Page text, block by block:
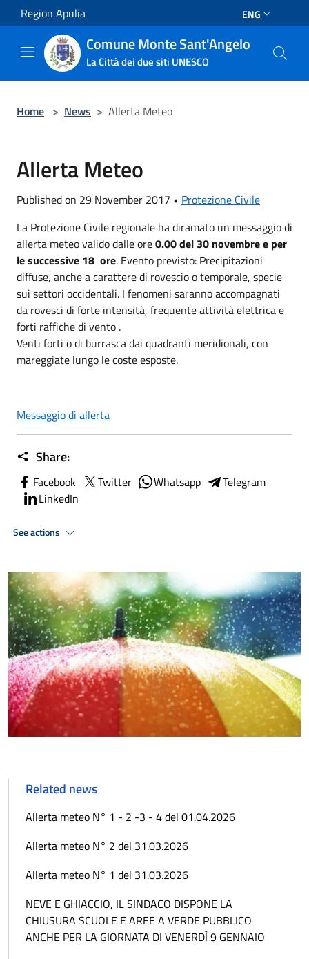
Salta al contenuto principale
Region Apulia ENG
Comune Monte Sant'Angelo
La Città dei due siti UNESCO
Home > News > Allerta Meteo
Allerta Meteo
Published on 29 November 2017 • Protezione Civile
La Protezione Civile regionale ha diramato un messaggio di
allerta meteo valido dalle ore0.00 del 30 novembre e per
le successive 18 ore. Evento previsto: Precipitazioni
diffuse, anche a carattere di rovescio o temporale, specie
sui settori occidentali. I fenomeni saranno accompagnati
da rovesci di forte intensità, frequente attività elettrica e
forti raffiche di vento .
Venti forti o di burrasca dai quadranti meridionali, con
mareggiate lungo le coste esposte.
Messaggio di allerta
Share:
Facebook Twitter Whatsapp
Telegram
LinkedIn
See actions
Related news
Allerta meteo N° 1 - 2 -3 - 4 del 01.04.2026
Allerta meteo N° 2 del 31.03.2026
Allerta meteo N° 1 del 31.03.2026
NEVE E GHIACCIO, IL SINDACO DISPONE LA
CHIUSURA SCUOLE E AREE A VERDE PUBBLICO
ANCHE PER LA GIORNATA DI VENERDÌ 9 GENNAIO